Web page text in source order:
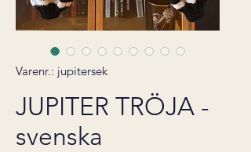
Varenr.: jupitersek
JUPITER TRÖJA -
svenska